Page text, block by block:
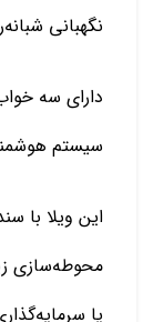
نگهبانی
دارای سه
سیستم
این ویلا با
محوطه‌سازی
یا